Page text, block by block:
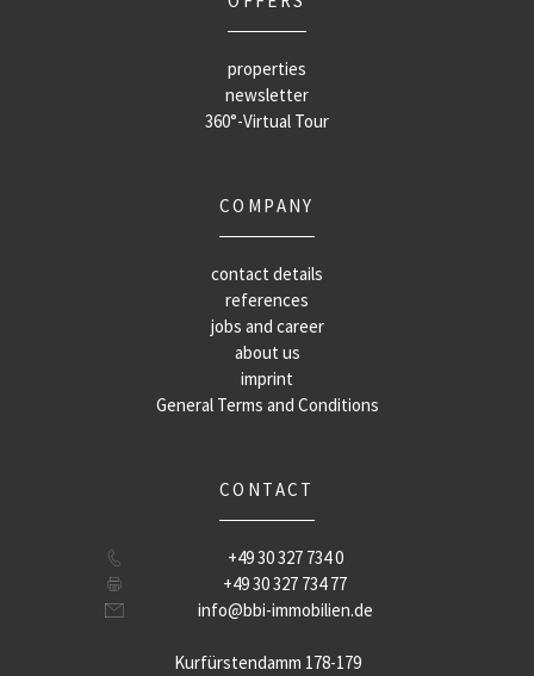
properties
newsletter
360°-Virtual Tour
COMPANY
contact details
references
jobs and career
about us
imprint
General Terms and Conditions
CONTACT
+49 30 327 734 0
+49 30 327 734 77
info@bbi-immobilien.de
Kurfürstendamm 178-179